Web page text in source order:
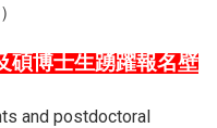
）
碩博士生踴躍報名壁
and postdoctoral